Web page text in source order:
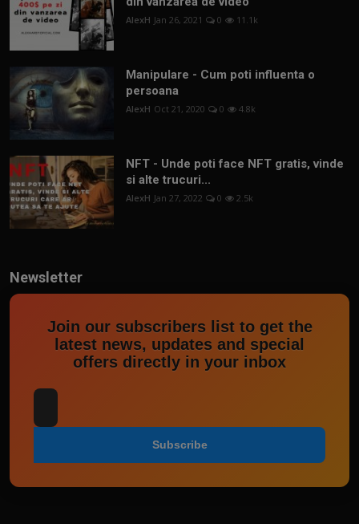
AlexH Jan 26, 2021 0 11.1k
Manipulare - Cum poti influenta o
persoana
AlexH Oct 21, 2020 0 4.8k
NFT - Unde poti face NFT gratis, vinde
si alte trucuri...
AlexH Jan 27, 2022 0 2.5k
Newsletter
Join our subscribers list to get the
latest news, updates and special
offers directly in your inbox
Subscribe